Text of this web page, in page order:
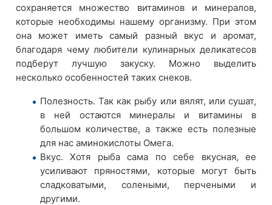
сохраняется множество витаминов и минералов,
которые необходимы нашему организму. При этом
она может иметь самый разный вкус и аромат,
благодаря чему любители кулинарных деликатесов
подберут лучшую закуску. Можно выделить
несколько особенностей таких снеков.
Полезность. Так как рыбу или вялят, или сушат,
в ней остаются минералы и витамины в
большом количестве, а также есть полезные
для нас аминокислоты Омега.
Вкус. Хотя рыба сама по себе вкусная, ее
усиливают пряностями, которые могут быть
сладковатыми, солеными, перчеными и
другими.